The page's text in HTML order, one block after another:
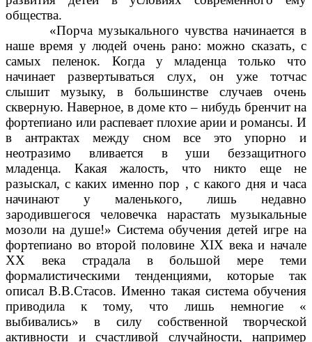
общества.
«Порча музыкального чувства начинается в
наше время у людей очень рано: можно сказать, с
самых пеленок. Когда у младенца только что
начинает развертываться слух, он уже тотчас
слышит музыку, в большинстве случаев очень
скверную. Наверное, в доме кто – нибудь бренчит на
фортепиано или распевает плохие арии и романсы. И
в антрактах между сном все это упорно и
неотразимо вливается в уши беззащитного
младенца. Какая жалость, что никто еще не
разыскал, с каких именно пор , с какого дня и часа
начинают у маленького, лишь недавно
зародившегося человечка нарастать музыкальные
мозоли на душе!» Система обучения детей игре на
фортепиано во второй половине XIX века и начале
XX века страдала в большой мере теми
формалистическими тенденциями, которые так
описал В.В.Стасов. Именно такая система обучения
приводила к тому, что лишь немногие «
выбивались» в силу собственной творческой
активности и счастливой случайности, например